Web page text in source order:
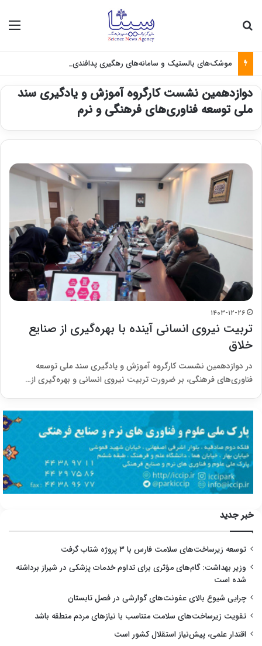
دوازدهمین نشست کارگروه آموزش و یادگیری سند
ملی توسعه فناوری‌های فرهنگی و نرم
۱۴۰۳-۱۲-۲۶
تربیت نیروی انسانی آینده با بهره‌گیری از صنایع
خلاق
در دوازدهمین نشست کارگروه آموزش و یادگیری سند ملی توسعه
فناوری‌های فرهنگی، بر ضرورت تربیت نیروی انسانی و بهره‌گیری از…
خبر جدید
توسعه زیرساخت‌های سلامت فارس با ۳ پروژه شتاب گرفت
وزیر بهداشت: گام‌های مؤثری برای تداوم خدمات پزشکی در شیراز برداشته
شده است
چرایی شیوع بالای عفونت‌های گوارشی در فصل تابستان
تقویت زیرساخت‌های سلامت متناسب با نیازهای مردم منطقه باشد
اقتدار علمی، پیش‌نیاز استقلال کشور است